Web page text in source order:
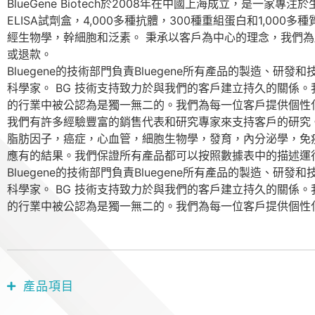
BlueGene Biotech於2008年在中國上海成立，是一家專注
ELISA試劑盒，4,000多種抗體，300種重組蛋白和1,000多
經生物學，幹細胞和泛素。 秉承以客戶為中心的理念，我們
或退款。
Bluegene的技術部門負責Bluegene所有產品的製造、研發
科學家。 BG 技術支持致力於與我們的客戶建立持久的關係
的行業中被公認為是獨一無二的。我們為每一位客戶提供個
我們有許多經驗豐富的銷售代表和研究專家來支持客戶的研
脂肪因子，癌症，心血管，細胞生物學，發育，內分泌學，
應有的結果。我們保證所有產品都可以按照數據表中的描述
Bluegene的技術部門負責Bluegene所有產品的製造、研發
科學家。 BG 技術支持致力於與我們的客戶建立持久的關係
的行業中被公認為是獨一無二的。我們為每一位客戶提供個
產品項目